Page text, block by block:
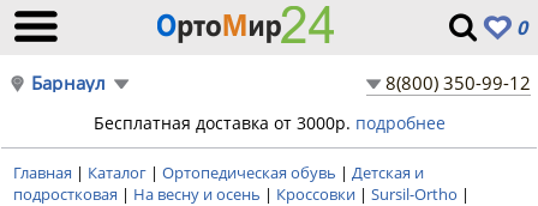
0
Барнаул 8(800) 350-99-12
Бесплатная доставка от 3000р. подробнее
Главная | Каталог | Ортопедическая обувь | Детская и
подростковая | На весну и осень | Кроссовки | Sursil-Ortho |